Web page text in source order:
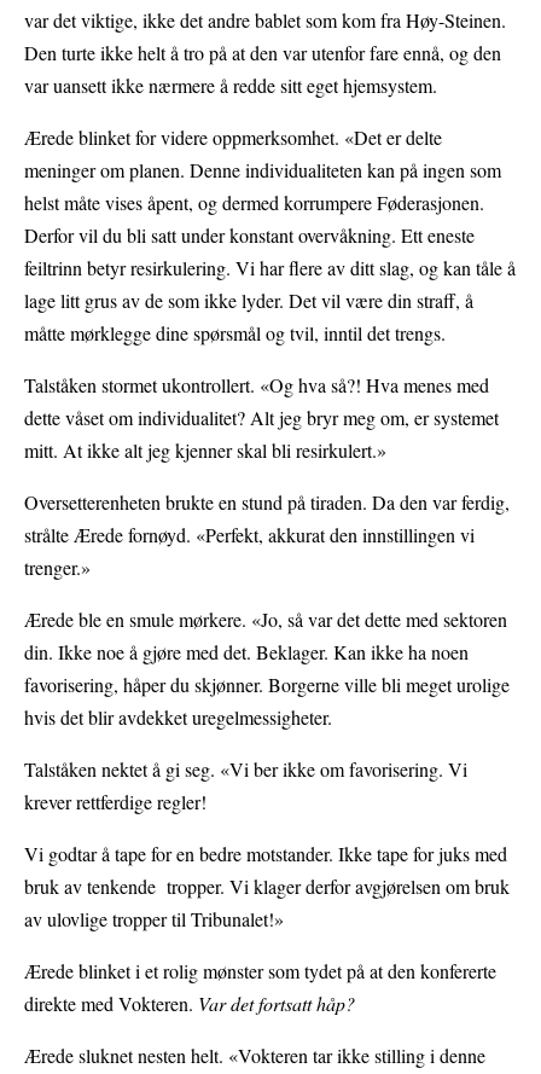
var det viktige, ikke det andre bablet som kom fra Høy-Steinen.
Den turte ikke helt å tro på at den var utenfor fare ennå, og den
var uansett ikke nærmere å redde sitt eget hjemsystem.
Ærede blinket for videre oppmerksomhet. «Det er delte
meninger om planen. Denne individualiteten kan på ingen som
helst måte vises åpent, og dermed korrumpere Føderasjonen.
Derfor vil du bli satt under konstant overvåkning. Ett eneste
feiltrinn betyr resirkulering. Vi har flere av ditt slag, og kan tåle å
lage litt grus av de som ikke lyder. Det vil være din straff, å
måtte mørklegge dine spørsmål og tvil, inntil det trengs.
Talståken stormet ukontrollert. «Og hva så?! Hva menes med
dette våset om individualitet? Alt jeg bryr meg om, er systemet
mitt. At ikke alt jeg kjenner skal bli resirkulert.»
Oversetterenheten brukte en stund på tiraden. Da den var ferdig,
strålte Ærede fornøyd. «Perfekt, akkurat den innstillingen vi
trenger.»
Ærede ble en smule mørkere. «Jo, så var det dette med sektoren
din. Ikke noe å gjøre med det. Beklager. Kan ikke ha noen
favorisering, håper du skjønner. Borgerne ville bli meget urolige
hvis det blir avdekket uregelmessigheter.
Talståken nektet å gi seg. «Vi ber ikke om favorisering. Vi
krever rettferdige regler!
Vi godtar å tape for en bedre motstander. Ikke tape for juks med
bruk av tenkende tropper. Vi klager derfor avgjørelsen om bruk
av ulovlige tropper til Tribunalet!»
Ærede blinket i et rolig mønster som tydet på at den konfererte
direkte med Vokteren. Var det fortsatt håp?
Ærede sluknet nesten helt. «Vokteren tar ikke stilling i denne